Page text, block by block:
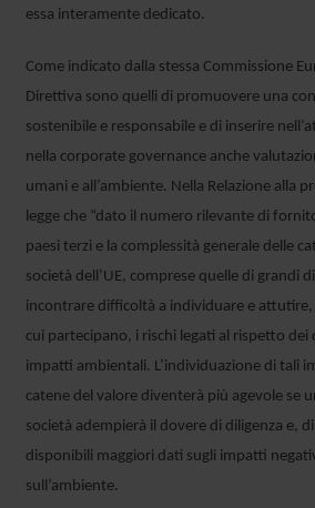
essa interamente dedicato.
Come indicato dalla stessa Commissione
Direttiva sono quelli di promuovere una
sostenibile e responsabile e di inserire
nella corporate governance anche
umani e all’ambiente. Nella Relazione alla
legge che “dato il numero rilevante di
paesi terzi e la complessità generale delle
società dell’UE, comprese quelle di grandi
incontrare difficoltà a individuare e attutire,
cui partecipano, i rischi legati al rispetto dei
impatti ambientali. L’individuazione di tali
catene del valore diventerà più agevole se
società adempierà il dovere di diligenza e,
disponibili maggiori dati sugli impatti
sull’ambiente.